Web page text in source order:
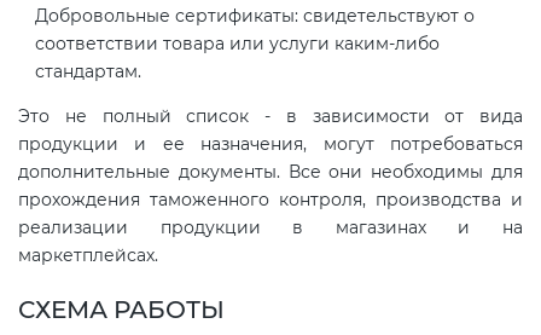
Добровольные сертификаты: свидетельствуют о
соответствии товара или услуги каким-либо
стандартам.
Это не полный список - в зависимости от вида
продукции и ее назначения, могут потребоваться
дополнительные документы. Все они необходимы для
прохождения таможенного контроля, производства и
реализации продукции в магазинах и на
маркетплейсах.
СХЕМА РАБОТЫ
Сертификация детских товаров
Сертификация спортивных
товаров
Сертификация электротехники
Сертификация ресурсов
Добровольный сертификат на
услуги
Декларация соответствия ТР ТС
004/2011
Декларация ТР ТС
Декларирование косметики (ТР
ТС 009)
по схеме 5Д (ТР ТС 010)